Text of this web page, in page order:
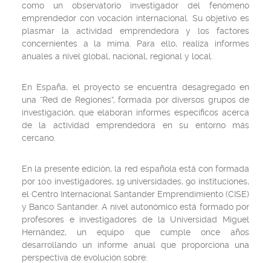
como un observatorio investigador del fenómeno
emprendedor con vocación internacional. Su objetivo es
plasmar la actividad emprendedora y los factores
concernientes a la mima. Para ello, realiza informes
anuales a nivel global, nacional, regional y local.
En España, el proyecto se encuentra desagregado en
una “Red de Regiones”, formada por diversos grupos de
investigación, que elaboran informes específicos acerca
de la actividad emprendedora en su entorno más
cercano.
En la presente edición, la red española está con formada
por 100 investigadores, 19 universidades, 90 instituciones,
el Centro Internacional Santander Emprendimiento (CISE)
y Banco Santander. A nivel autonómico está formado por
profesores e investigadores de la Universidad Miguel
Hernández, un equipo que cumple once años
desarrollando un informe anual que proporciona una
perspectiva de evolución sobre: